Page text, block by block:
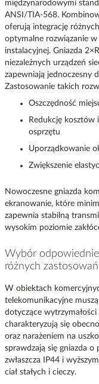
międzynarodowymi
ANSI/TIA-568.
oferują integrację
optymalne rozwiązanie
instalacyjnej. Gniazda
niezależnych urządzeń
zapewniają jednoczesny
Zastosowanie takich
Oszczędność
Redukcję kosztów
osprzętu
Uporządkowanie
Zwiększenie
Nowoczesne gniazda
ekranowanie, które
zapewnia stabilną
wysokim poziomie
Wybór
różnych zastosowań
W obiektach
telekomunikacyjne
dotyczące
charakteryzują się
oraz narażeniem na
sprawdzają się gniazda
zwłaszcza IP44 i
ciał stałych i cieczy.